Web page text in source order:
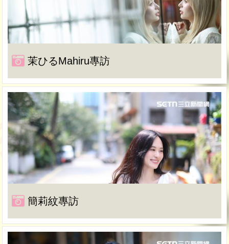
茉ひるMahiru專訪
簡莉紋專訪